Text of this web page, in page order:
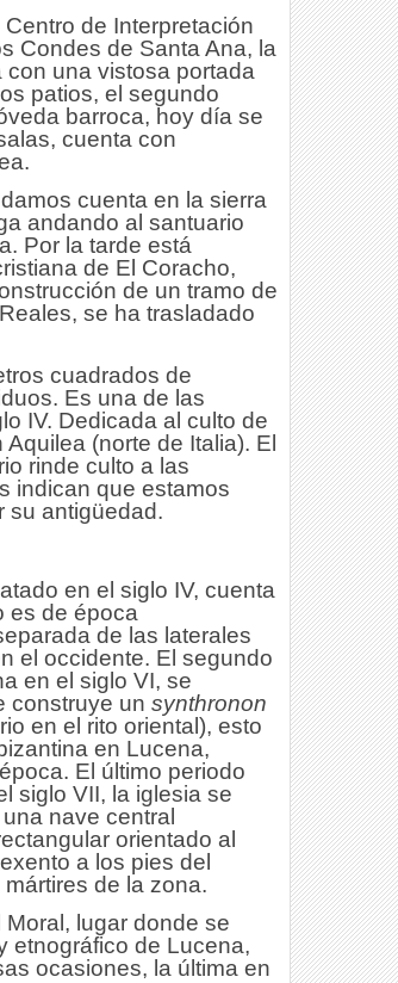
de Interpretación
Condes de Santa Ana, la
una vistosa portada
patios, el segundo
barroca, hoy día se
cuenta con
cuenta en la sierra
andando al santuario
Por la tarde está
de El Coracho,
de un tramo de
se ha trasladado
cuadrados de
Es una de las
IV. Dedicada al culto de
(norte de Italia). El
rinde culto a las
indican que estamos
su antigüedad.
en el siglo IV, cuenta
es de época
de las laterales
el occidente. El segundo
en el siglo VI, se
construye un synthronon
en el rito oriental), esto
en Lucena,
El último periodo
siglo VII, la iglesia se
nave central
orientado al
a los pies del
de la zona.
lugar donde se
etnográfico de Lucena,
ocasiones, la última en